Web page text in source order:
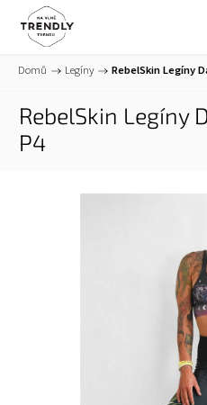
Domů / Legíny / RebelSkin Legíny
RebelSkin Legíny
P4